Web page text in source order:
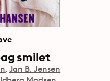
smilet
Jan B. Jensen